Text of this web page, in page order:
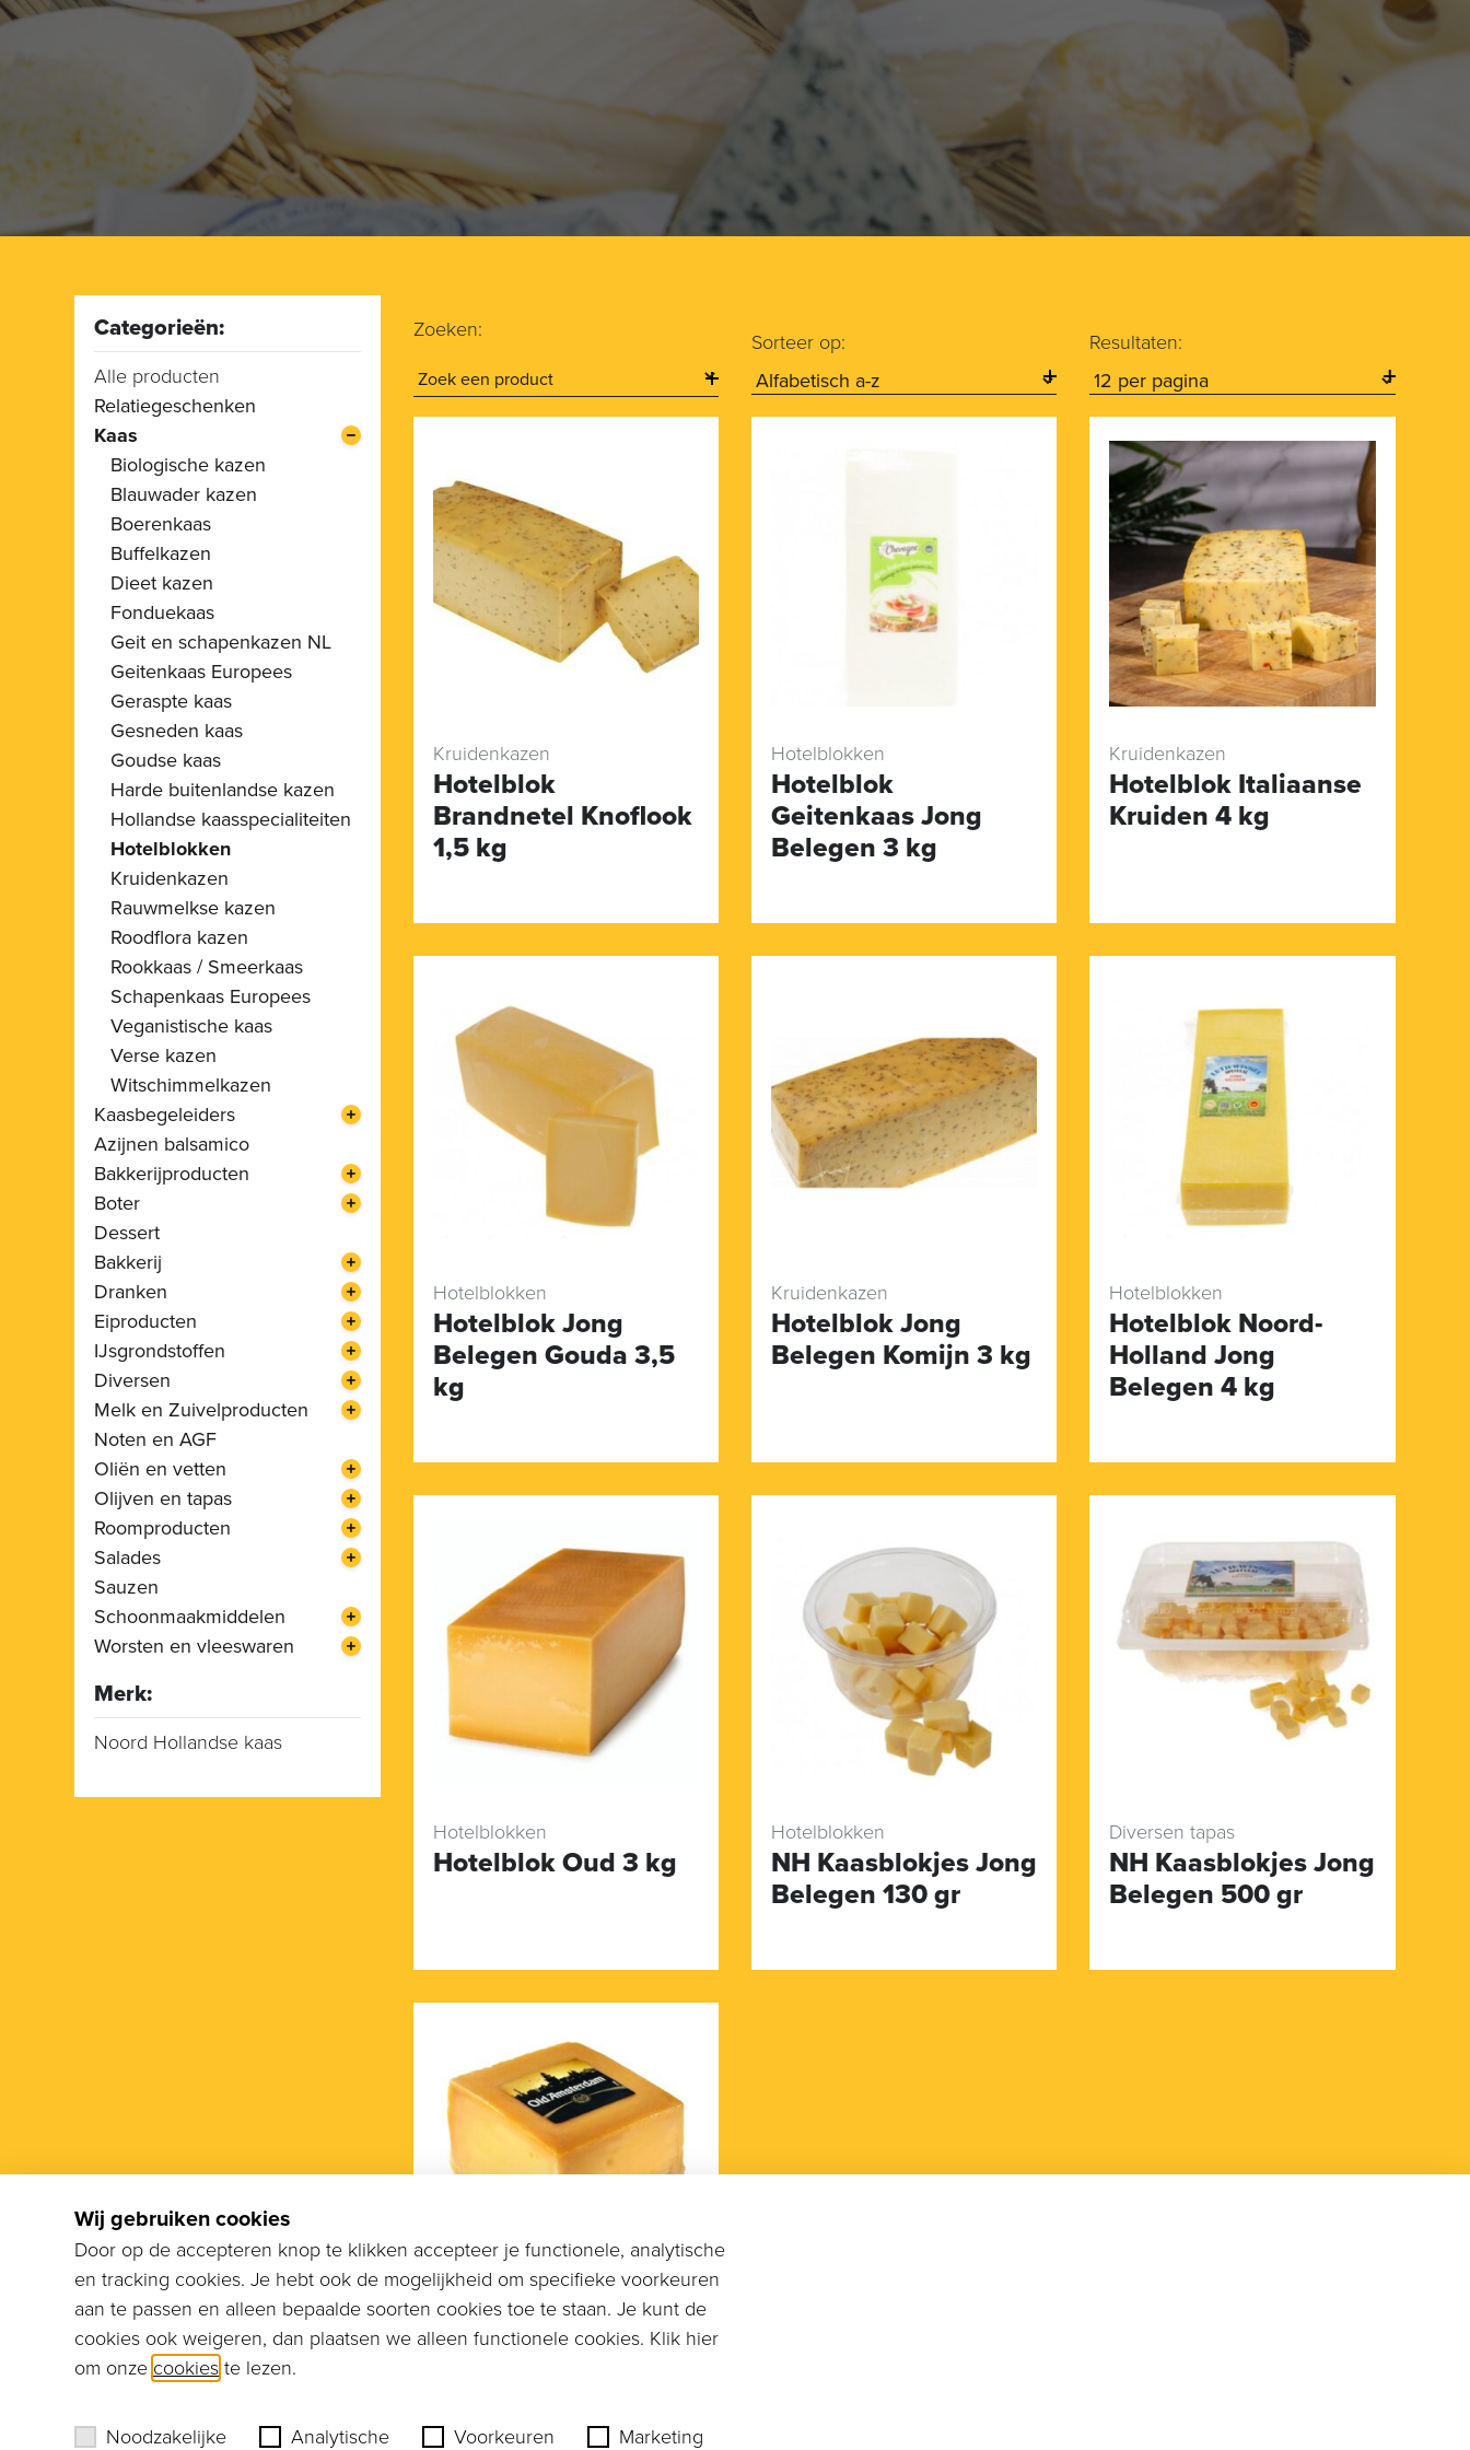
Categorieën:
Alle producten
Relatiegeschenken
Kaas
Biologische kazen
Blauwader kazen
Boerenkaas
Buffelkazen
Dieet kazen
Fonduekaas
Geit en schapenkazen NL
Geitenkaas Europees
Geraspte kaas
Gesneden kaas
Goudse kaas
Harde buitenlandse kazen
Hollandse kaasspecialiteiten
Hotelblokken
Kruidenkazen
Rauwmelkse kazen
Roodflora kazen
Rookkaas / Smeerkaas
Schapenkaas Europees
Veganistische kaas
Verse kazen
Witschimmelkazen
Kaasbegeleiders
Azijnen balsamico
Bakkerijproducten
Boter
Dessert
Bakkerij
Dranken
Eiproducten
IJsgrondstoffen
Diversen
Melk en Zuivelproducten
Noten en AGF
Oliën en vetten
Olijven en tapas
Roomproducten
Salades
Sauzen
Schoonmaakmiddelen
Worsten en vleeswaren
Merk:
Noord Hollandse kaas
Zoeken:
Sorteer op: Resultaten:
Kruidenkazen
Hotelblok
Brandnetel Knoflook
1,5 kg
Hotelblokken
Hotelblok
Geitenkaas Jong
Belegen 3 kg
Kruidenkazen
Hotelblok Italiaanse
Kruiden 4 kg
Hotelblokken
Hotelblok Jong
Belegen Gouda 3,5
kg
Kruidenkazen
Hotelblok Jong
Belegen Komijn 3 kg
Hotelblokken
Hotelblok Noord-
Holland Jong
Belegen 4 kg
Hotelblokken
Hotelblok Oud 3 kg
Hotelblokken
NH Kaasblokjes Jong
Belegen 130 gr
Diversen tapas
NH Kaasblokjes Jong
Belegen 500 gr
Hotelblokken
Wij gebruiken cookies
Door op de accepteren knop te klikken accepteer je functionele, analytische
en tracking cookies. Je hebt ook de mogelijkheid om specifieke voorkeuren
aan te passen en alleen bepaalde soorten cookies toe te staan. Je kunt de
cookies ook weigeren, dan plaatsen we alleen functionele cookies. Klik hier
om onze cookies te lezen.
Noodzakelijke Analytische Voorkeuren Marketing